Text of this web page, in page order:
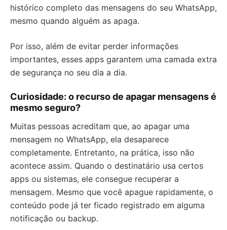
histórico completo das mensagens do seu WhatsApp,
mesmo quando alguém as apaga.
Por isso, além de evitar perder informações
importantes, esses apps garantem uma camada extra
de segurança no seu dia a dia.
Curiosidade: o recurso de apagar mensagens é
mesmo seguro?
Muitas pessoas acreditam que, ao apagar uma
mensagem no WhatsApp, ela desaparece
completamente. Entretanto, na prática, isso não
acontece assim. Quando o destinatário usa certos
apps ou sistemas, ele consegue recuperar a
mensagem. Mesmo que você apague rapidamente, o
conteúdo pode já ter ficado registrado em alguma
notificação ou backup.